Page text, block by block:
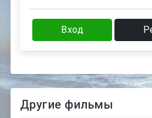
Вход
Другие фильмы